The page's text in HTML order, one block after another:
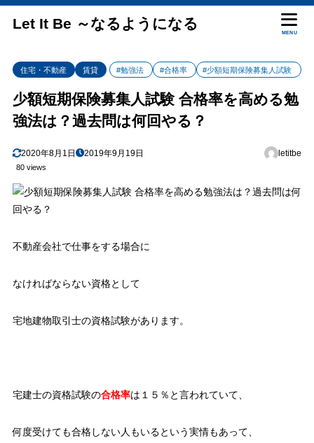
Let It Be ～なるようになる
MENU
住宅・不動産 賃貸 #勉強法 #合格率 #少額短期保険募集人試験
少額短期保険募集人試験 合格率を高める勉
強法は？過去問は何回やる？
2020年8月1日 2019年9月19日 letitbe
80 views
不動産会社で仕事をする場合に
なければならない資格として
宅地建物取引士の資格試験があります。
宅建士の資格試験の合格率は１５％と言われていて、
何度受けても合格しない人もいるという実情もあって、